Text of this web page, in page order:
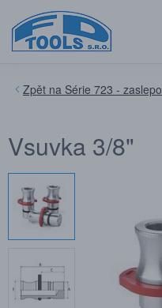
Série 723 -
Vsuvka 3/8"